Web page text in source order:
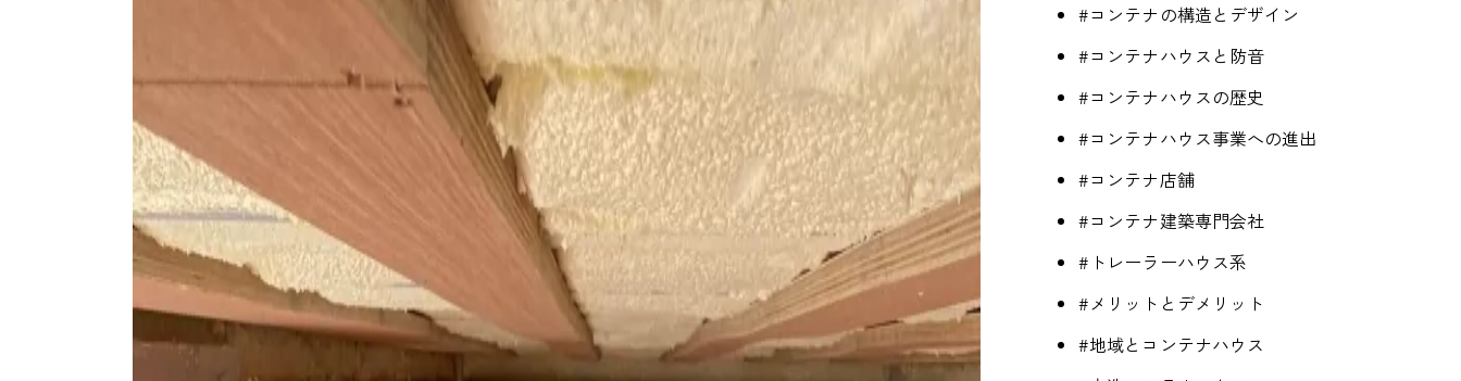
#コンテナの構造とデザイン
#コンテナハウスと防音
#コンテナハウスの歴史
#コンテナハウス事業への進出
#コンテナ店舗
#コンテナ建築専門会社
#トレーラーハウス系
#メリットとデメリット
#地域とコンテナハウス